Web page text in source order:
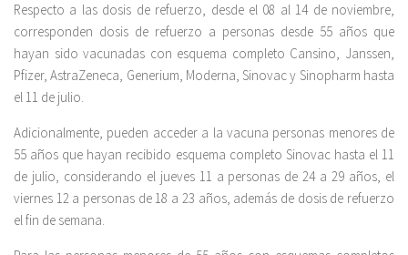
Respecto a las dosis de refuerzo, desde el 08 al 14 de noviembre,
corresponden dosis de refuerzo a personas desde 55 años que
hayan sido vacunadas con esquema completo Cansino, Janssen,
Pfizer, AstraZeneca, Generium, Moderna, Sinovac y Sinopharm hasta
el 11 de julio.
Adicionalmente, pueden acceder a la vacuna personas menores de
55 años que hayan recibido esquema completo Sinovac hasta el 11
de julio, considerando el jueves 11 a personas de 24 a 29 años, el
viernes 12 a personas de 18 a 23 años, además de dosis de refuerzo
el fin de semana.